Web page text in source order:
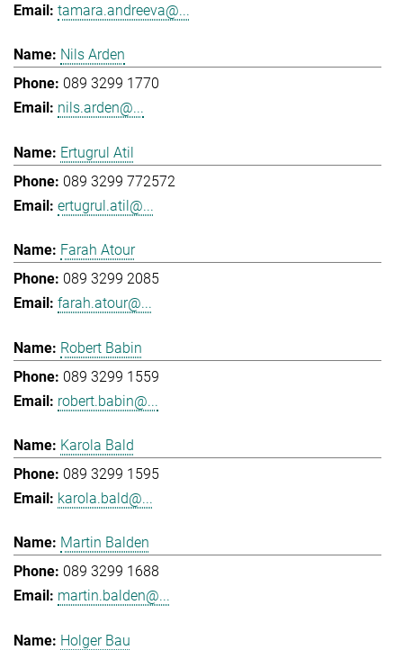
tamara.andreeva@...
Nils Arden
089 3299 1770
nils.arden@...
Ertugrul Atil
089 3299 772572
ertugrul.atil@...
Farah Atour
089 3299 2085
farah.atour@...
Robert Babin
089 3299 1559
robert.babin@...
Karola Bald
089 3299 1595
karola.bald@...
Martin Balden
089 3299 1688
martin.balden@...
Holger Bau